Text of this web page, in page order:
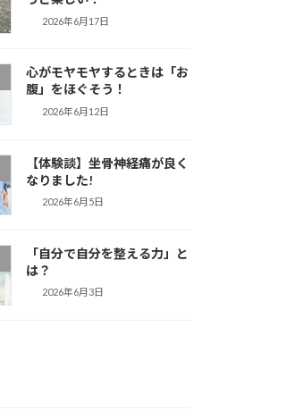
2026年6月17日
心がモヤモヤするときは「お
腹」をほぐそう！
2026年6月12日
【体験談】坐骨神経痛が良く
なりました!
2026年6月5日
「自分で自分を整える力」と
は？
2026年6月3日